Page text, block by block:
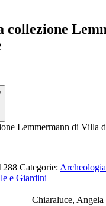
collezione
Lemmermann di Villa
Categorie: Archeologia
e Giardini
Chiaraluce, Angela